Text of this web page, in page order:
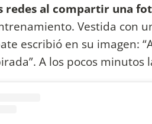
redes al compartir una
Vestida con
escribió en su imagen:
A los pocos minutos